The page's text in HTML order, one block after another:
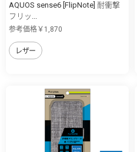
AQUOS sense6 [FlipNote] 耐衝撃
フリッ...
参考価格￥1,870
レザー